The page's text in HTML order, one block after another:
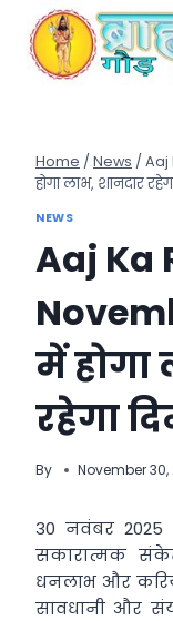
content
Home / News / Aaj
होगा लाभ, शानदार
NEWS
Aaj Ka
में होगा
रहेगा
By November 30,
30 नवंबर
सकारात्मक
धनलाभ और
सावधानी और